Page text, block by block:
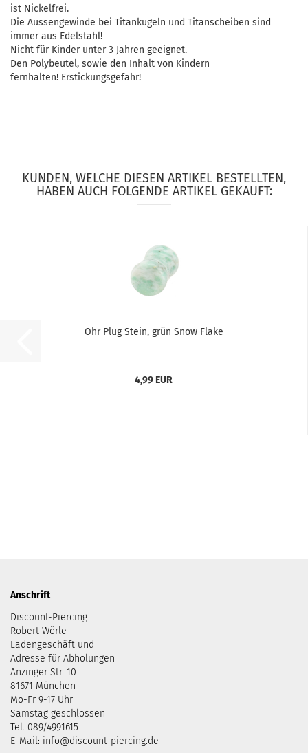
ist Nickelfrei.
Die Aussengewinde bei Titankugeln und Titanscheiben sind
immer aus Edelstahl!
Nicht für Kinder unter 3 Jahren geeignet.
Den Polybeutel, sowie den Inhalt von Kindern
fernhalten! Erstickungsgefahr!
KUNDEN, WELCHE DIESEN ARTIKEL BESTELLTEN,
HABEN AUCH FOLGENDE ARTIKEL GEKAUFT:
Ohr Plug Stein, grün Snow Flake
4,99 EUR
Anschrift
Discount-Piercing
Robert Wörle
Ladengeschäft und
Adresse für Abholungen
Anzinger Str. 10
81671 München
Mo-Fr 9-17 Uhr
Samstag geschlossen
Tel. 089/4991615
E-Mail: info@discount-piercing.de